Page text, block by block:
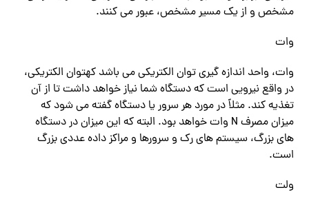
مشخص و از یک مسیر مشخص، عبور می کنند.
وات
وات، واحد اندازه گیری توان الکتریکی می باشد کهتوان الکتریکی،
در واقع نیرویی است که دستگاه شما نیاز خواهد داشت تا از آن
تغذیه کند. مثلاً در مورد هر سرور یا دستگاه گفته می شود که
میزان مصرف N وات خواهد بود. البته که این میزان در دستگاه
های بزرگ، سیستم های رک و سرورها و مراکز داده عددی بزرگ
است.
ولت